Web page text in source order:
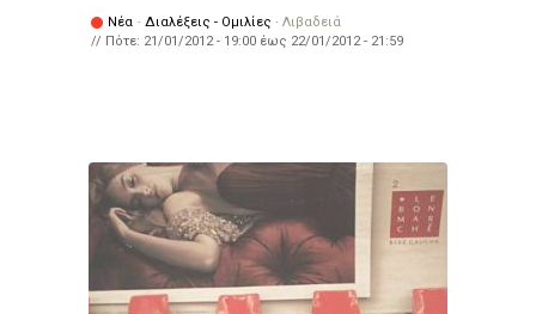
Νέα · Διαλέξεις - Ομιλίες · Λιβαδειά
// Πότε: 21/01/2012 - 19:00 έως 22/01/2012 - 21:59